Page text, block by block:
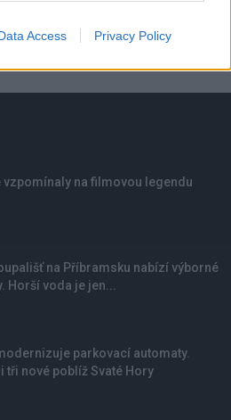
Access Privacy Policy
vzpomínaly na filmovou legendu
na Příbramsku nabízí výborné
Horší voda je jen...
parkovací automaty.
tři nové poblíž Svaté Hory